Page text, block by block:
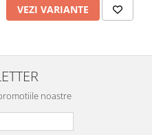
VEZI VARIANTE
noastre